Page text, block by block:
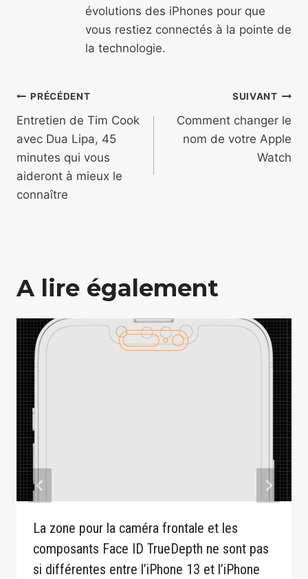
évolutions des iPhones pour que
vous restiez connectés à la pointe de
la technologie.
Navigation
de
l’article
PRÉCÉDENT
Entretien de Tim Cook
avec Dua Lipa, 45
minutes qui vous
aideront à mieux le
connaître
SUIVANT
Comment changer le
nom de votre Apple
Watch
A lire également
La zone pour la caméra frontale et les
composants Face ID TrueDepth ne sont pas
si différentes entre l’iPhone 13 et l’iPhone